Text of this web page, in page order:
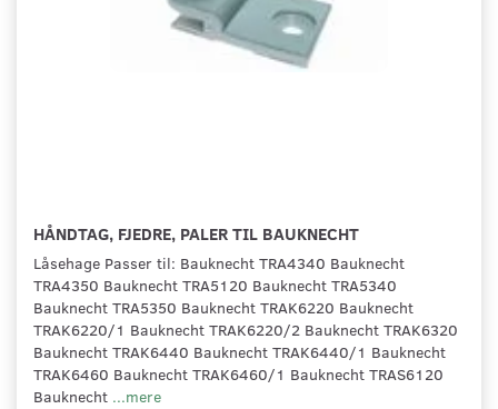
HÅNDTAG, FJEDRE, PALER TIL BAUKNECHT
Låsehage Passer til: Bauknecht TRA4340 Bauknecht
TRA4350 Bauknecht TRA5120 Bauknecht TRA5340
Bauknecht TRA5350 Bauknecht TRAK6220 Bauknecht
TRAK6220/1 Bauknecht TRAK6220/2 Bauknecht TRAK6320
Bauknecht TRAK6440 Bauknecht TRAK6440/1 Bauknecht
TRAK6460 Bauknecht TRAK6460/1 Bauknecht TRAS6120
Bauknecht ...mere